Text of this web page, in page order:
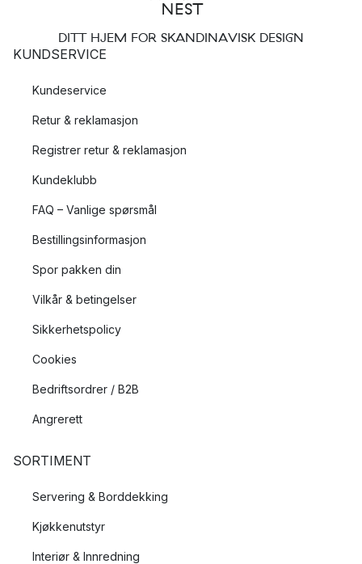
DITT HJEM FOR SKANDINAVISK DESIGN
KUNDSERVICE
Kundeservice
Retur & reklamasjon
Registrer retur & reklamasjon
Kundeklubb
FAQ – Vanlige spørsmål
Bestillingsinformasjon
Spor pakken din
Vilkår & betingelser
Sikkerhetspolicy
Cookies
Bedriftsordrer / B2B
Angrerett
SORTIMENT
Servering & Borddekking
Kjøkkenutstyr
Interiør & Innredning